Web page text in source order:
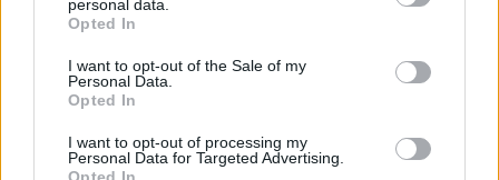
grant or deny consent to Google and its third-party tags to
use your data for below specified purposes in below Google
consent section.
personal data.
Opted In
I want to opt-out of the Sale of my
Personal Data.
Opted In
I want to opt-out of processing my
Personal Data for Targeted Advertising.
Opted In